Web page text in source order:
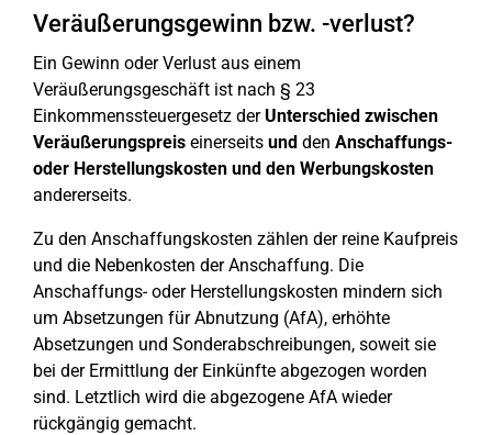
Veräußerungsgewinn bzw. -verlust?
Ein Gewinn oder Verlust aus einem
Veräußerungsgeschäft ist nach § 23
Einkommenssteuergesetz derUnterschied zwischen
Veräußerungspreis einerseits und den Anschaffungs-
oder Herstellungskosten und den Werbungskosten
andererseits.
Zu den Anschaffungskosten zählen der reine Kaufpreis
und die Nebenkosten der Anschaffung. Die
Anschaffungs- oder Herstellungskosten mindern sich
um Absetzungen für Abnutzung (AfA), erhöhte
Absetzungen und Sonderabschreibungen, soweit sie
bei der Ermittlung der Einkünfte abgezogen worden
sind. Letztlich wird die abgezogene AfA wieder
rückgängig gemacht.